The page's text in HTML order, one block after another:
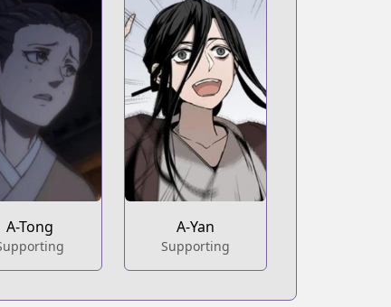
A-Tong A-Yan
Supporting